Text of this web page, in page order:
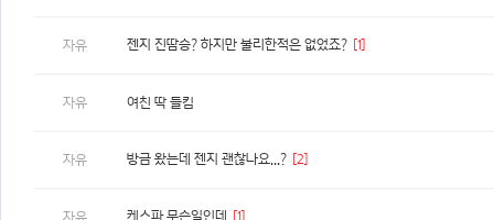
자유 젠지 진땀승? 하지만 불리한적은 없었죠? [1]
자유 여친 딱 들킴
자유 방금 왔는데 젠지 괜찮나요...? [2]
케스파 무슨일인데 [1]